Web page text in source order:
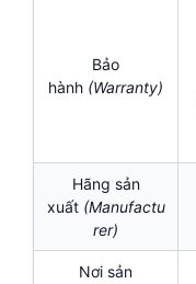
Bảo
hành (Warranty)
Hãng sản
xuất (Manufactu
rer)
Nơi sản